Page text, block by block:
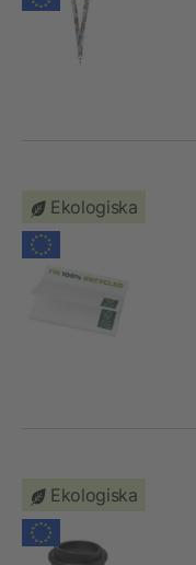
Ekologiska
Ekologiska